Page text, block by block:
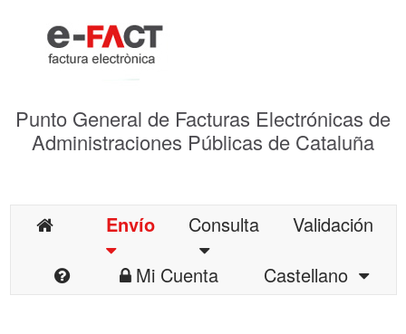
Punto General de Facturas Electrónicas de
Administraciones Públicas de Cataluña
Envío Consulta
Validación
Mi Cuenta
Castellano